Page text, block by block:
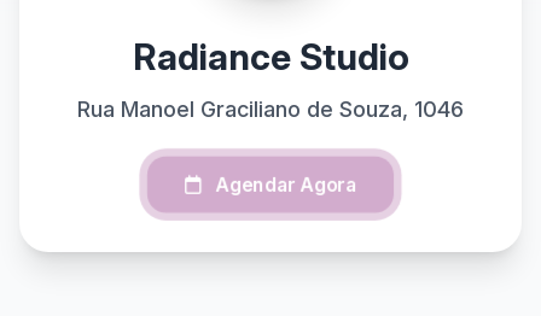
Radiance Studio
Rua Manoel Graciliano de Souza, 1046
Agendar Agora